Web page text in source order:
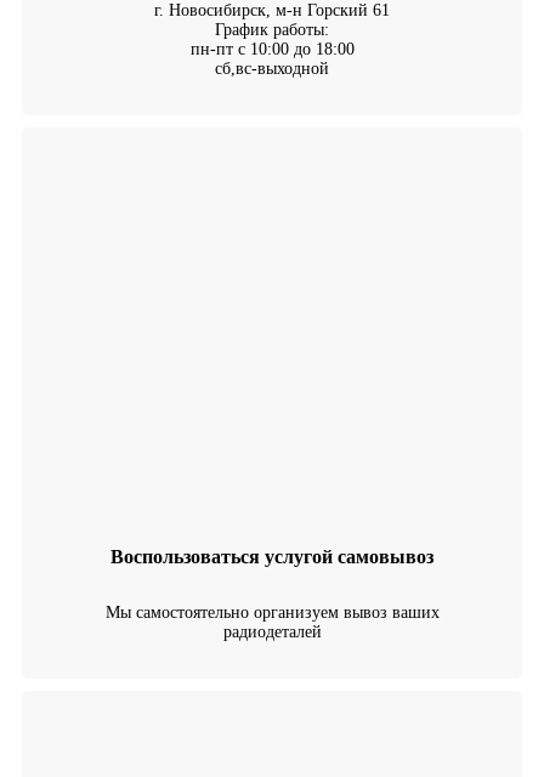
г. Новосибирск, м-н Горский 61
График работы:
пн-пт с 10:00 до 18:00
сб,вс-выходной
Воспользоваться услугой самовывоз
Мы самостоятельно организуем вывоз ваших
радиодеталей